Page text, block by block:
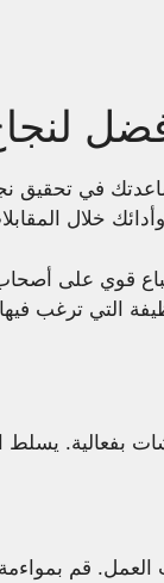
في
خلال
قوي على
التي ترغب
بفعالية.
قم بمواءمة